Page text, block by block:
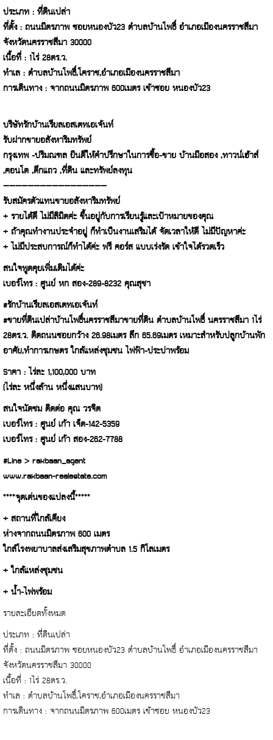
ประเภท : ที่ดินเปล่า
ที่ตั้ง : ถนนมิตรภาพ ซอยหนองบัว23 ตำบลบ้านโพธิ์ อำเภอเมืองนครราชสีมา
จังหวัดนครราชสีมา 30000
เนื้อที่ : 1ไร่ 28ตร.ว.
ทำเล : ตำบลบ้านโพธิ์,โคราช,อำเภอเมืองนครราชสีมา
การเดินทาง : จากถนนมิตรภาพ 600เมตร เข้าซอย หนองบัว23
บริษัทรักบ้านเรียลเอสเตทเอเจ้นท์
รับฝากขายอสังหาริมทรัพย์
กรุงเทพ -ปริมณฑล ยินดีให้คำปรึกษาในการซื้อ-ขาย บ้านมือสอง ,ทาวน์เฮ้าส์
,คอนโด ,ตึกแถว ,ที่ดิน และทรัพย์ลงทุน
—————————————————
รับสมัครตัวแทนขายอสังหาริมทรัพย์
+ รายได้ดี ไม่มีลิมิตค่ะ ขึ้นอยู่กับการเรียนรู้และเป้าหมายของคุณ
+ ถ้าคุณทำงานประจำอยู่ ก็ทำเป็นงานเสริมได้ จัดเวลาให้ดี ไม่มีปัญหาค่ะ
+ ไม่มีประสบการณ์ก็ทำได้ค่ะ ฟรี คอร์ส แบบเร่งรัด เข้าใจได้รวดเร็ว
สนใจพูดคุยเพิ่มเติมได้ค่ะ
เบอร์โทร : ศูนย์ หก สอง-289-8232 คุณสุชา
#รักบ้านเรียลเอสเตทเอเจ้นท์
#ขายที่ดินเปล่าบ้านโพธิ์นครราชสีมาขายที่ดิน ตำบลบ้านโพธิ์ นครราชสีมา 1ไร่
28ตร.ว. ติดถนนซอยกว้าง 26.98เมตร ลึก 65.69เมตร เหมาะสำหรับปลูกบ้านพัก
อาศัย,ทำการเกษตร ใกล้แหล่งชุมชน ไฟฟ้า-ประปาพร้อม
Sาคา : ไร่ละ 1,100,000 บาท
(ไร่ละ หนึ่งล้าน หนึ่งแสนบาท)
สนใจนัดชม ติดต่อ คุณ วรจิต
เบอร์โทร : ศูนย์ เก้า เจ็ด-142-5359
เบอร์โทร : ศูนย์ เก้า สอง-262-7788
#Line > rakbaan_agent
www.rakbaan-realestate.com
****จุดเด่นของแปลงนี้*****
+ สถานที่ใกล้เคียง
ห่างจากถนนมิตรภาพ 600 เมตร
ใกล้โรงพยาบาลส่งเสริมสุขภาพตำบล 1.5 กิโลเมตร
+ ใกล้แหล่งชุมชน
+ น้ำ-ไฟพร้อม
รายละเอียดทั้งหมด
ประเภท : ที่ดินเปล่า
ที่ตั้ง : ถนนมิตรภาพ ซอยหนองบัว23 ตำบลบ้านโพธิ์ อำเภอเมืองนครราชสีมา
จังหวัดนครราชสีมา 30000
เนื้อที่ : 1ไร่ 28ตร.ว.
ทำเล : ตำบลบ้านโพธิ์,โคราช,อำเภอเมืองนครราชสีมา
การเดินทาง : จากถนนมิตรภาพ 600เมตร เข้าซอย หนองบัว23